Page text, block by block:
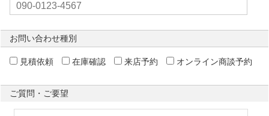
お問い合わせ種別
見積依頼 在庫確認 来店予約 オンライン商談予約
ご質問・ご要望